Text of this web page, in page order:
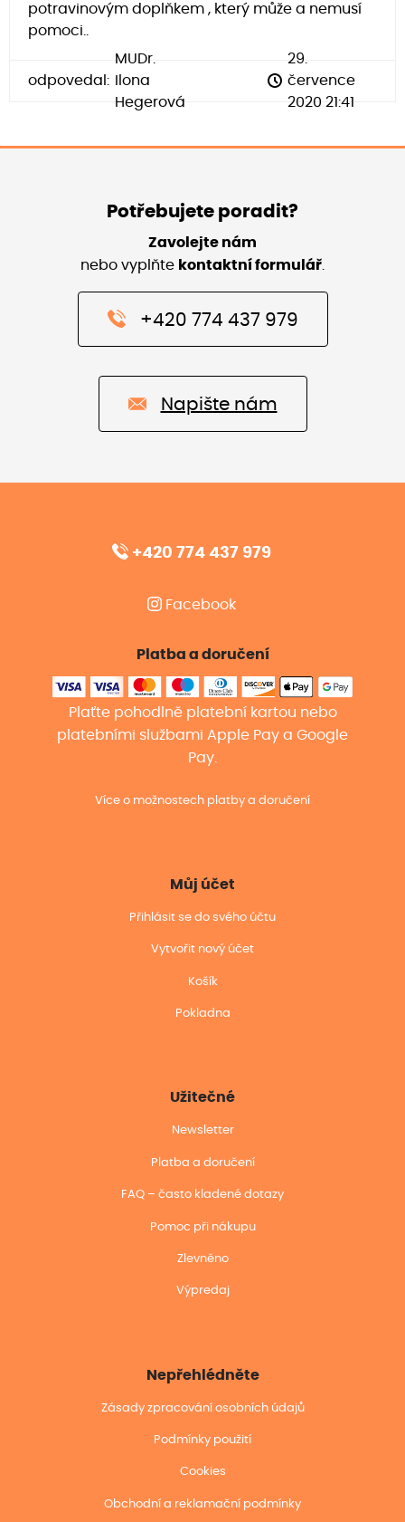
potravinovým doplňkem , který může a nemusí
pomoci..
odpovedal:
MUDr.
Ilona
Hegerová
29.
července
2020 21:41
Potřebujete poradit?
Zavolejte nám
nebo vyplňte kontaktní formulář
+420 774 437 979
Napište nám
+420 774 437 979
Facebook
Platba a doručení
Plaťte pohodlně platební kartou nebo
platebními službami Apple Pay a Google
Pay.
Více o možnostech platby a doručení
Můj účet
Přihlásit se do svého účtu
Vytvořit nový účet
Košík
Pokladna
Užitečné
Newsletter
Platba a doručení
FAQ – často kladené dotazy
Pomoc při nákupu
Zlevněno
Výpredaj
Nepřehlédněte
Zásady zpracování osobních údajů
Podmínky použití
Cookies
Obchodní a reklamační podmínky